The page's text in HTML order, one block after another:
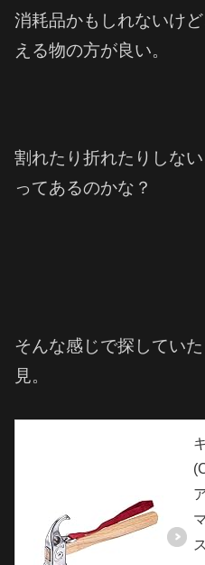
消耗品かもしれないけ
える物の方が良い。
割れたり折れたりしな
ってあるのかな？
そんな感じで探してい
見。